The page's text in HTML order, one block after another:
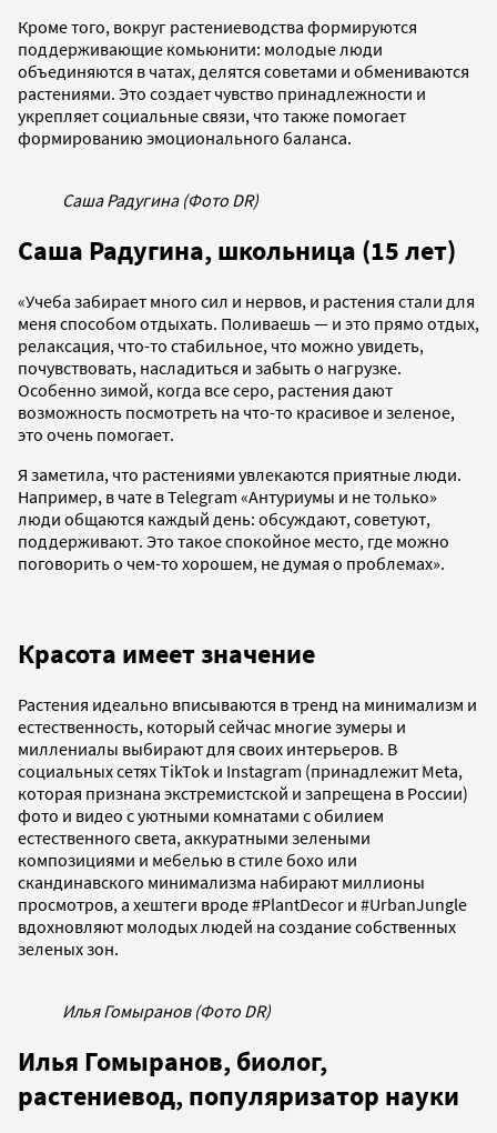
Кроме того, вокруг растениеводства формируются
поддерживающие комьюнити: молодые люди
объединяются в чатах, делятся советами и обмениваются
растениями. Это создает чувство принадлежности и
укрепляет социальные связи, что также помогает
формированию эмоционального баланса.
Саша Радугина (Фото DR)
Саша Радугина, школьница (15 лет)
«Учеба забирает много сил и нервов, и растения стали для
меня способом отдыхать. Поливаешь — и это прямо отдых,
релаксация, что-то стабильное, что можно увидеть,
почувствовать, насладиться и забыть о нагрузке.
Особенно зимой, когда все серо, растения дают
возможность посмотреть на что-то красивое и зеленое,
это очень помогает.
Я заметила, что растениями увлекаются приятные люди.
Например, в чате в Telegram «Антуриумы и не только»
люди общаются каждый день: обсуждают, советуют,
поддерживают. Это такое спокойное место, где можно
поговорить о чем-то хорошем, не думая о проблемах».
Красота имеет значение
Растения идеально вписываются в тренд на минимализм и
естественность, который сейчас многие зумеры и
миллениалы выбирают для своих интерьеров. В
социальных сетях TikTok и Instagram (принадлежит Meta,
которая признана экстремистской и запрещена в России)
фото и видео с уютными комнатами с обилием
естественного света, аккуратными зелеными
композициями и мебелью в стиле бохо или
скандинавского минимализма набирают миллионы
просмотров, а хештеги вроде #PlantDecor и #UrbanJungle
вдохновляют молодых людей на создание собственных
зеленых зон.
Илья Гомыранов (Фото DR)
Илья Гомыранов, биолог,
растениевод, популяризатор науки